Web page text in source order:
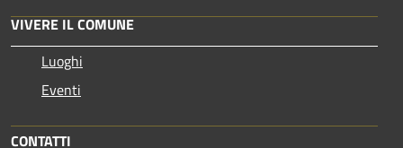
VIVERE IL COMUNE
Luoghi
Eventi
CONTATTI